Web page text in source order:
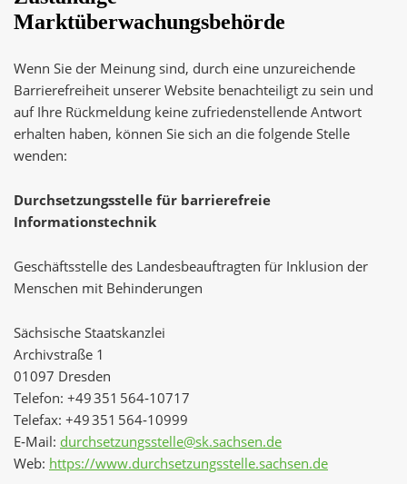
Marktüberwachungsbehörde
Wenn Sie der Meinung sind, durch eine unzureichende
Barrierefreiheit unserer Website benachteiligt zu sein und
auf Ihre Rückmeldung keine zufriedenstellende Antwort
erhalten haben, können Sie sich an die folgende Stelle
wenden:
Durchsetzungsstelle für barrierefreie
Informationstechnik
Geschäftsstelle des Landesbeauftragten für Inklusion der
Menschen mit Behinderungen
Sächsische Staatskanzlei
Archivstraße 1
01097 Dresden
Telefon: +49 351 564‑10717
Telefax: +49 351 564‑10999
E‑Mail: durchsetzungsstelle@sk.sachsen.de
Web: https://www.durchsetzungsstelle.sachsen.de